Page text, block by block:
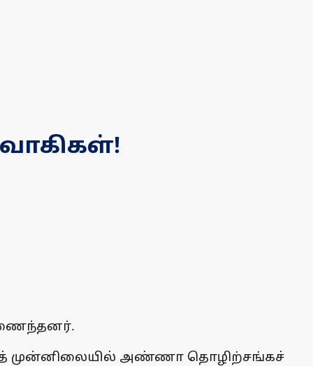
முன்னிலையில் அண்ணா தொழிற்சங்கச்